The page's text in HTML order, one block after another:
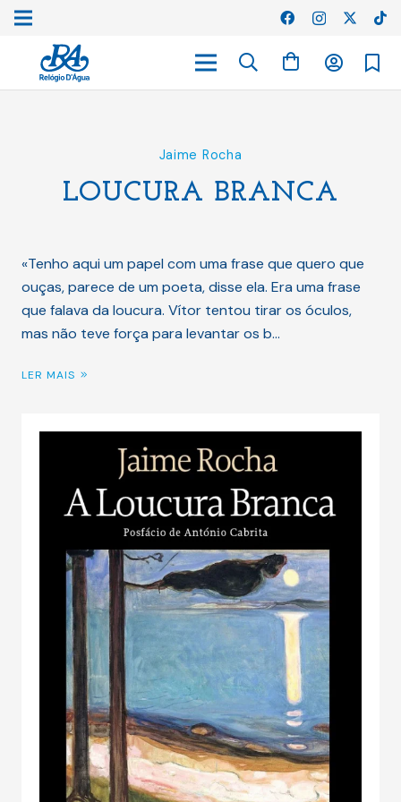
Jaime Rocha
LOUCURA BRANCA
«Tenho aqui um papel com uma frase que quero que
ouças, parece de um poeta, disse ela. Era uma frase
que falava da loucura. Vítor tentou tirar os óculos,
mas não teve força para levantar os b…
LER MAIS